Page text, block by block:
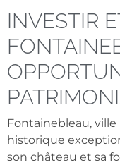
INVESTIR
Fontainebleau,
historique
son château et sa